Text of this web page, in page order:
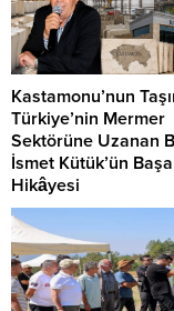
Kastamonu’nun
Türkiye’nin Mermer
Sektörüne Uzanan
İsmet Kütük’ün
Hikâyesi